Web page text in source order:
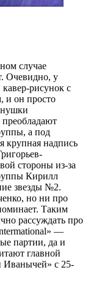
случае
Очевидно, у
кавер-рисунок с
и он просто
а под
крупная надпись
стороны из-за
Кирилл
звезды №2.
но ни про
Таким
рассуждать про
—
партии, да и
главной
Иванычей» с 25-